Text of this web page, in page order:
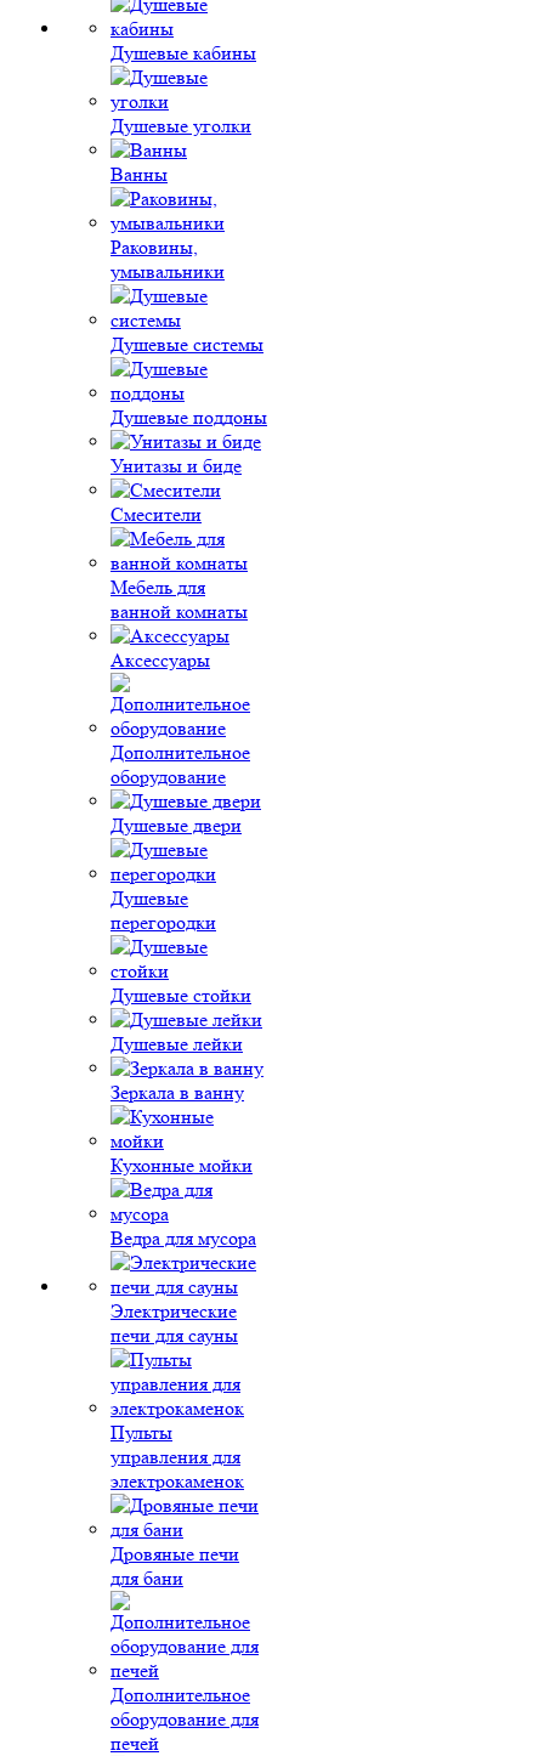
Душевые кабины
Душевые уголки
Ванны
Раковины,
умывальники
Душевые системы
Душевые поддоны
Унитазы и биде
Смесители
Мебель для
ванной комнаты
Аксессуары
Дополнительное
оборудование
Душевые двери
Душевые
перегородки
Душевые стойки
Душевые лейки
Зеркала в ванну
Кухонные мойки
Ведра для мусора
Электрические
печи для сауны
Пульты
управления для
электрокаменок
Дровяные печи
для бани
Дополнительное
оборудование для
печей